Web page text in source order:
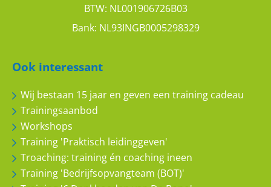
BTW: NL001906726B03
Bank: NL93INGB0005298329
Ook interessant
Wij bestaan 15 jaar en geven een training cadeau
Trainingsaanbod
Workshops
Training 'Praktisch leidinggeven'
Troaching: training én coaching ineen
Training 'Bedrijfsopvangteam (BOT)'